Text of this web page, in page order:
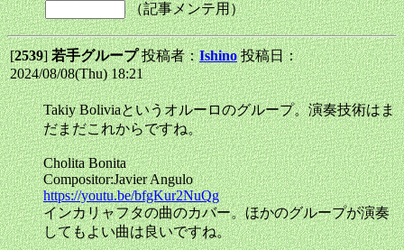
（記事メンテ用）
[2539]若手グループ投稿者：Ishino 投稿日：
2024/08/08(Thu) 18:21
Takiy Boliviaというオルーロのグループ。演奏技術はま
だまだこれからですね。
Cholita Bonita
Compositor:Javier Angulo
https://youtu.be/bfgKur2NuQg
インカリャフタの曲のカバー。ほかのグループが演奏
してもよい曲は良いですね。